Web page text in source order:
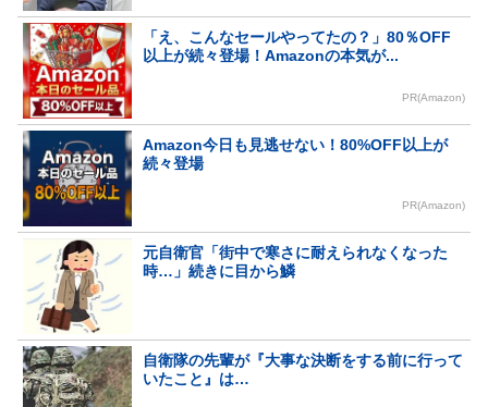
「え、こんなセールやってたの？」80％OFF
以上が続々登場！Amazonの本気が...
PR(Amazon)
Amazon今日も見逃せない！80%OFF以上が
続々登場
PR(Amazon)
元自衛官「街中で寒さに耐えられなくなった
時…」続きに目から鱗
自衛隊の先輩が『大事な決断をする前に行って
いたこと』は…